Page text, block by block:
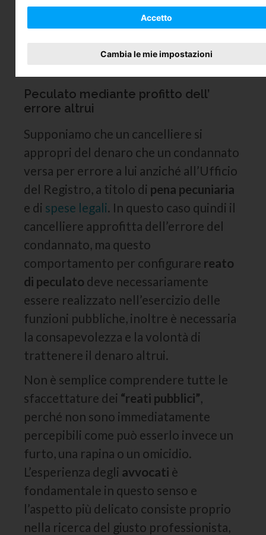
Accetto
Cambia le mie impostazioni
comune;
nell’appropriazione di denaro o di una
Peculato mediante profitto dell’
errore altrui
Supponiamo che un cancelliere si
appropri del denaro che un condannato
versa per errore a lui anziché all’Ufficio
del Registro, a titolo di pena pecuniaria
e di spese legali. In questo caso quindi il
cancelliere approfitta dell’errore del
condannato, ma questo
comportamento per configurare reato
di peculato deve necessariamente
essere realizzato nell’esercizio delle
funzioni pubbliche, inoltre è necessaria
la consapevolezza e la volontà di
trattenere il denaro altrui.
Non è semplice comprendere tutte le
sfaccettature dei “reati pubblici”,
perché non sono immediatamente
percepibili come può esserlo invece un
furto, una rapina o un omicidio.
L’esperienza degli avvocati è
fondamentale in questo senso e
l’aspetto più delicato consiste proprio
nella ricerca del giusto professionista,